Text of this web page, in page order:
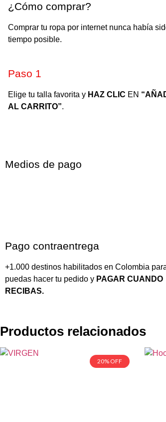
¿Cómo comprar?
Comprar tu ropa por internet nunca había
tiempo posible.
Paso 1​
Elige tu talla favorita y HAZ CLIC EN
AL CARRITO”.
Medios de pago
Pago contraentrega
+1.000 destinos habilitados en Colombia
puedas hacer tu pedido y PAGAR CUANDO
RECIBAS.
Productos relacionados
20% OFF